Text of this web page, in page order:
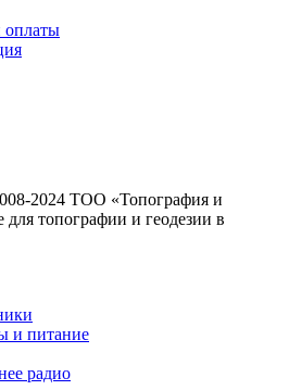
оплаты
2024 ТОО «Топография и
для топографии и геодезии в
и питание
радио